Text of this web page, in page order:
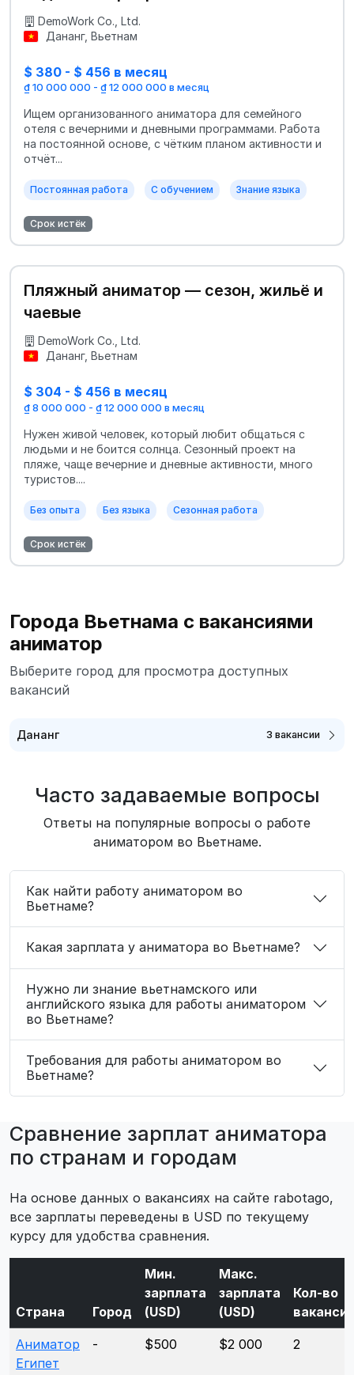
DemoWork Co., Ltd.
Дананг, Вьетнам
$ 380 - $ 456 в месяц
₫ 10 000 000 - ₫ 12 000 000 в месяц
Ищем организованного аниматора для семейного
отеля с вечерними и дневными программами. Работа
на постоянной основе, с чётким планом активности и
отчёт...
Постоянная работа С обучением Знание языка
Срок истёк
Пляжный аниматор — сезон, жильё и
чаевые
DemoWork Co., Ltd.
Дананг, Вьетнам
$ 304 - $ 456 в месяц
₫ 8 000 000 - ₫ 12 000 000 в месяц
Нужен живой человек, который любит общаться с
людьми и не боится солнца. Сезонный проект на
пляже, чаще вечерние и дневные активности, много
туристов....
Без опыта Без языка Сезонная работа
Срок истёк
Города Вьетнама с вакансиями
аниматор
Выберите город для просмотра доступных
вакансий
Дананг 3 вакансии
Часто задаваемые вопросы
Ответы на популярные вопросы о работе
аниматором во Вьетнаме.
Как найти работу аниматором во
Вьетнаме?
Какая зарплата у аниматора во Вьетнаме?
Нужно ли знание вьетнамского или
английского языка для работы аниматором
во Вьетнаме?
Требования для работы аниматором во
Вьетнаме?
Сравнение зарплат аниматора
по странам и городам
На основе данных о вакансиях на сайте rabotago,
все зарплаты переведены в USD по текущему
курсу для удобства сравнения.
Страна Город
Мин.
зарплата
(USD)
Макс.
зарплата
(USD)
Кол-во
Аниматор
Египет
- $500 $2 000 2